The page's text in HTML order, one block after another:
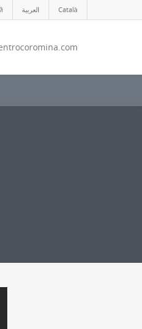
العربية Català